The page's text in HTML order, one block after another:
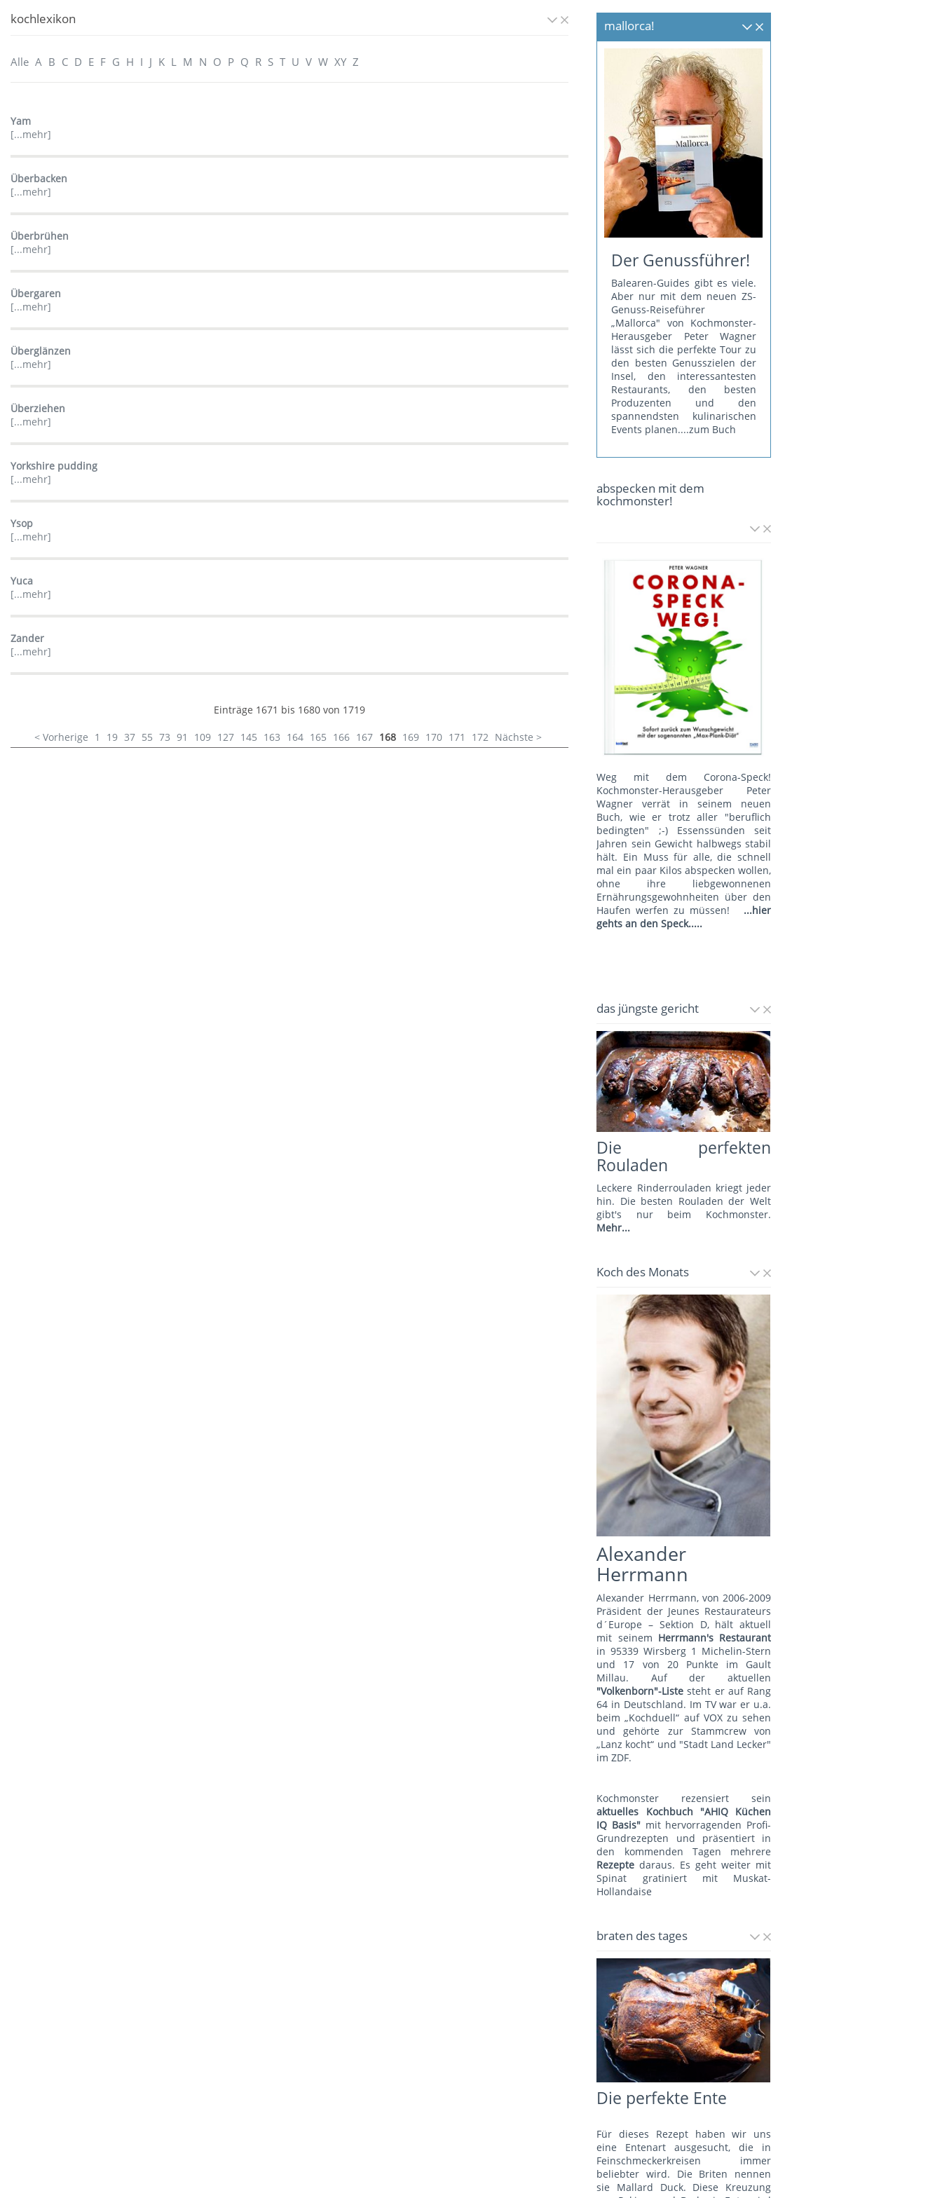
kochlexikon
Alle A B C D E F G H I J K L M N O P Q R S T U V W XY Z
Yam
[...mehr]
Überbacken
[...mehr]
Überbrühen
[...mehr]
Übergaren
[...mehr]
Überglänzen
[...mehr]
Überziehen
[...mehr]
Yorkshire pudding
[...mehr]
Ysop
[...mehr]
Yuca
[...mehr]
Zander
[...mehr]
Einträge 1671 bis 1680 von 1719
< Vorherige 1 19 37 55 73 91 109 127 145 163 164 165 166 167 168 169 170 171 172 Nächste >
mallorca!
Der Genussführer!
Balearen-Guides gibt es viele.
Aber nur mit dem neuen ZS-
Genuss-Reiseführer
„Mallorca" von Kochmonster-
Herausgeber Peter Wagner
lässt sich die perfekte Tour zu
den besten Genusszielen der
Insel, den interessantesten
Restaurants, den besten
Produzenten und den
spannendsten kulinarischen
Events planen....zum Buch
abspecken mit dem
kochmonster!
Weg mit dem Corona-Speck!
Kochmonster-Herausgeber Peter
Wagner verrät in seinem neuen
Buch, wie er trotz aller "beruflich
bedingten" ;-) Essenssünden seit
Jahren sein Gewicht halbwegs stabil
hält. Ein Muss für alle, die schnell
mal ein paar Kilos abspecken wollen,
ohne ihre liebgewonnenen
Ernährungsgewohnheiten über den
Haufen werfen zu müssen!
...hier
gehts an den Speck.....
das jüngste gericht
Die perfekten
Rouladen
Leckere Rinderrouladen kriegt jeder
hin. Die besten Rouladen der Welt
gibt's nur beim Kochmonster.
Mehr...
Koch des Monats
Alexander
Herrmann
Alexander Herrmann, von 2006-2009
Präsident der Jeunes Restaurateurs
d´Europe – Sektion D, hält aktuell
mit seinem Herrmann's Restaurant
in 95339 Wirsberg 1 Michelin-Stern
und 17 von 20 Punkte im Gault
Millau. Auf der aktuellen
"Volkenborn"-Liste steht er auf Rang
64 in Deutschland. Im TV war er u.a.
beim „Kochduell“ auf VOX zu sehen
und gehörte zur Stammcrew von
„Lanz kocht“ und "Stadt Land Lecker"
im ZDF.
Kochmonster rezensiert sein
aktuelles Kochbuch "AHIQ Küchen
IQ Basis" mit hervorragenden Profi-
Grundrezepten und präsentiert in
den kommenden Tagen mehrere
Rezepte daraus. Es geht weiter mit
Spinat gratiniert mit Muskat-
Hollandaise
braten des tages
Die perfekte Ente
Für dieses Rezept haben wir uns
eine Entenart ausgesucht, die in
Feinschmeckerkreisen immer
beliebter wird. Die Briten nennen
sie Mallard Duck. Diese Kreuzung